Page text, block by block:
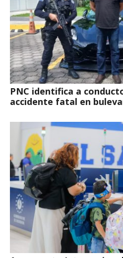
PNC identifica a
accidente fatal en